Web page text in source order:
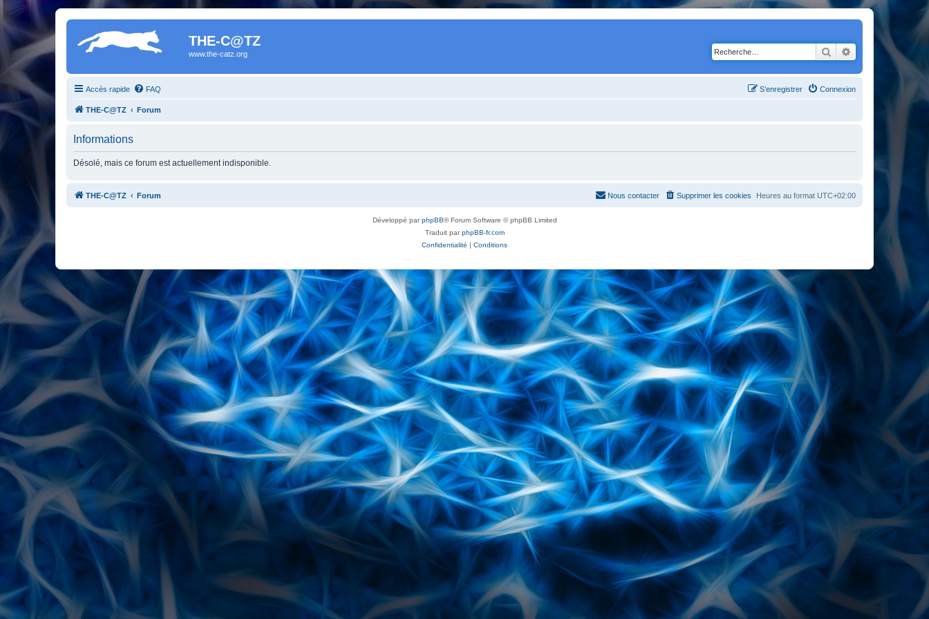
THE-C@TZ
www.the-catz.org RechercherRecherche
Accès rapide FAQ Connexion
S’enregistrer
THE-C@TZ Forum
Informations
Désolé, mais ce forum est actuellement indisponible.
THE-C@TZ Forum Heures au format UTC+02:00
Supprimer les cookies
Nous contacter
Développé parphpBB® Forum Software © phpBB Limited
Traduit parphpBB-fr.com
Confidentialité | Conditions